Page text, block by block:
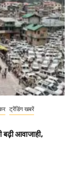
ट्रेंडिंग खबरें
बढ़ी आवाजाही,